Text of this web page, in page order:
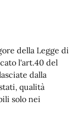
della Legge di
l'art.40 del
dalla
qualità
solo nei